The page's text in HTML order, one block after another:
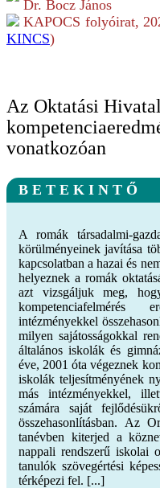
Dr. Bocz János
KAPOCS folyóirat,
KINCS)
Az Oktatási
vonatkozóan
B E T E K I N T Ő
A romák társadalmi-
körülményeinek javítása
kapcsolatban a hazai és
helyeznek a romák
azt vizsgáljuk meg,
intézményekkel
milyen sajátosságokkal
általános iskolák és
éve, 2001 óta végeznek
iskolák teljesítményének
más intézményekkel,
számára saját
összehasonlításban. Az
tanévben kiterjed a
nappali rendszerű iskolai
tanulók szövegértési
térképezi fel. [...]